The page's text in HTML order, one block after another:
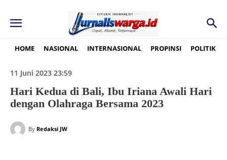
HOME NASIONAL INTERNASIONAL PROPINSI POLITIK
11 Juni 2023 23:59
Hari Kedua di Bali, Ibu Iriana Awali Hari
dengan Olahraga Bersama 2023
By Redaksi JW